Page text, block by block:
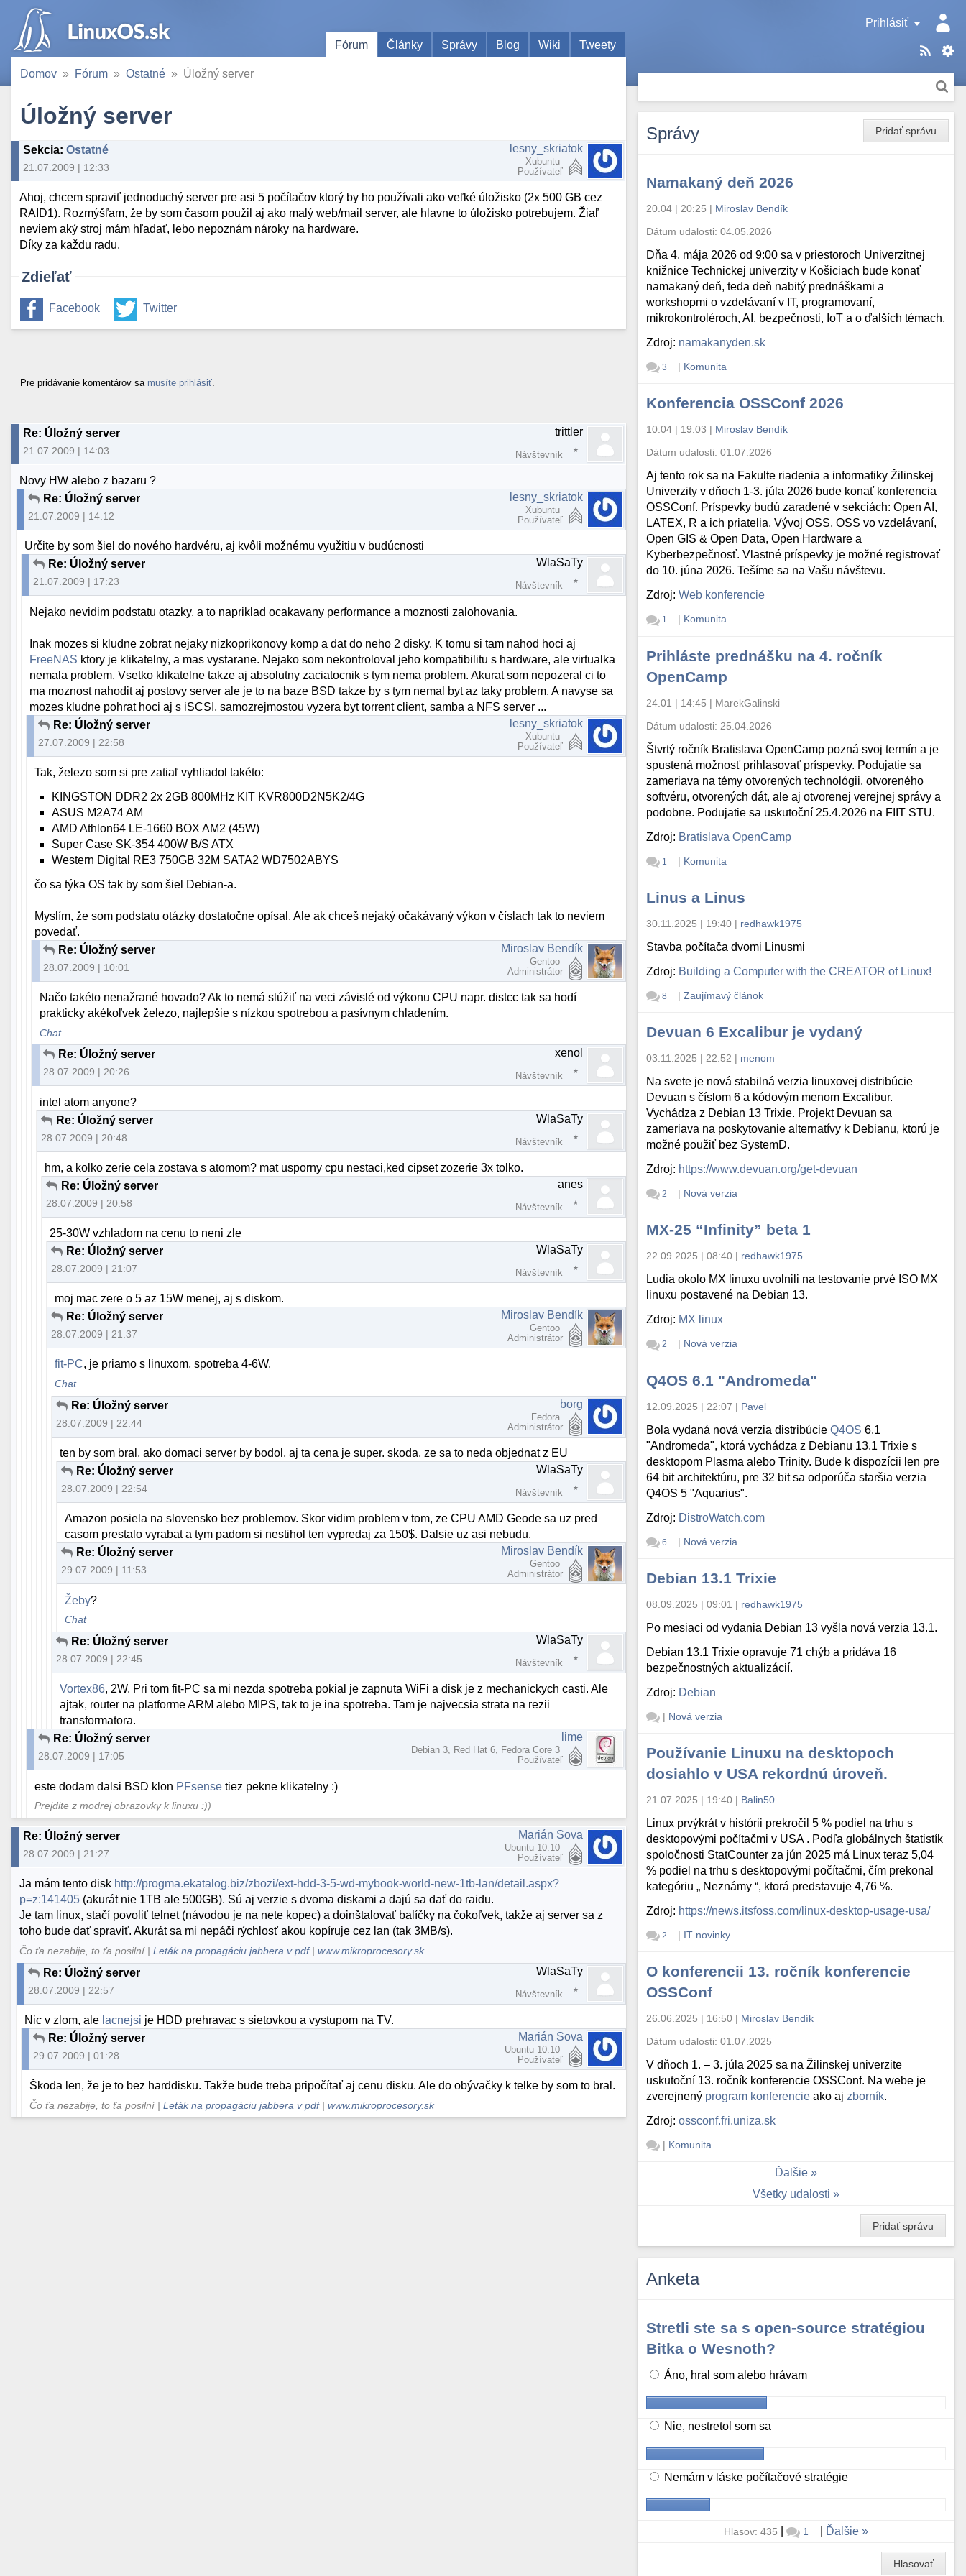
Prihlásiť
Fórum
Články Správy Blog Wiki Tweety
Domov Fórum Ostatné Úložný server
Úložný server
Sekcia: Ostatné
21.07.2009 | 12:33
lesny_skriatok
Xubuntu
Používateľ
Ahoj, chcem spraviť jednoduchý server pre asi 5 počítačov ktorý by ho používali ako veľké úložisko (2x 500 GB cez
RAID1). Rozmýšľam, že by som časom použil aj ako malý web/mail server, ale hlavne to úložisko potrebujem. Žiaľ
neviem aký stroj mám hľadať, lebo nepoznám nároky na hardware.
Díky za každu radu.
Zdieľať
Facebook Twitter
Pre pridávanie komentárov sa musíte prihlásiť
Re: Úložný server
21.07.2009 | 14:03
trittler
Návštevník
Novy HW alebo z bazaru ?
Re: Úložný server
21.07.2009 | 14:12
lesny_skriatok
Xubuntu
Používateľ
Určite by som šiel do nového hardvéru, aj kvôli možnému využitiu v budúcnosti
Re: Úložný server
21.07.2009 | 17:23
WlaSaTy
Návštevník
Nejako nevidim podstatu otazky, a to napriklad ocakavany performance a moznosti zalohovania.
Inak mozes si kludne zobrat nejaky nizkoprikonovy komp a dat do neho 2 disky. K tomu si tam nahod hoci aj
FreeNAS ktory je klikatelny, a mas vystarane. Nejako som nekontroloval jeho kompatibilitu s hardware, ale virtualka
nemala problem. Vsetko klikatelne takze aj absolutny zaciatocnik s tym nema problem. Akurat som nepozeral ci to
ma moznost nahodit aj postovy server ale je to na baze BSD takze by s tym nemal byt az taky problem. A navyse sa
mozes kludne pohrat hoci aj s iSCSI, samozrejmostou vyzera byt torrent client, samba a NFS server ...
Re: Úložný server
27.07.2009 | 22:58
lesny_skriatok
Xubuntu
Používateľ
Tak, železo som si pre zatiaľ vyhliadol takéto:
KINGSTON DDR2 2x 2GB 800MHz KIT KVR800D2N5K2/4G
ASUS M2A74 AM
AMD Athlon64 LE-1660 BOX AM2 (45W)
Super Case SK-354 400W B/S ATX
Western Digital RE3 750GB 32M SATA2 WD7502ABYS
čo sa týka OS tak by som šiel Debian-a.
Myslím, že som podstatu otázky dostatočne opísal. Ale ak chceš nejaký očakávaný výkon v číslach tak to neviem
povedať.
Re: Úložný server
28.07.2009 | 10:01
Miroslav Bendík
Gentoo
Administrátor
Načo takéto nenažrané hovado? Ak to nemá slúžiť na veci závislé od výkonu CPU napr. distcc tak sa hodí
prakticky akékoľvek železo, najlepšie s nízkou spotrebou a pasívnym chladením.
Chat
Re: Úložný server
28.07.2009 | 20:26
xenol
Návštevník
intel atom anyone?
Re: Úložný server
28.07.2009 | 20:48
WlaSaTy
Návštevník
hm, a kolko zerie cela zostava s atomom? mat usporny cpu nestaci,ked cipset zozerie 3x tolko.
Re: Úložný server
28.07.2009 | 20:58
anes
Návštevník
25-30W vzhladom na cenu to neni zle
Re: Úložný server
28.07.2009 | 21:07
WlaSaTy
Návštevník
moj mac zere o 5 az 15W menej, aj s diskom.
Re: Úložný server
28.07.2009 | 21:37
Miroslav Bendík
Gentoo
Administrátor
fit-PC, je priamo s linuxom, spotreba 4-6W.
Chat
Re: Úložný server
28.07.2009 | 22:44
borg
Fedora
Administrátor
ten by som bral, ako domaci server by bodol, aj ta cena je super. skoda, ze sa to neda objednat z EU
Re: Úložný server
28.07.2009 | 22:54
WlaSaTy
Návštevník
Amazon posiela na slovensko bez problemov. Skor vidim problem v tom, ze CPU AMD Geode sa uz pred
casom prestalo vyrabat a tym padom si nestihol ten vypredaj za 150$. Dalsie uz asi nebudu.
Re: Úložný server
29.07.2009 | 11:53
Miroslav Bendík
Gentoo
Administrátor
Žeby?
Chat
Re: Úložný server
28.07.2009 | 22:45
WlaSaTy
Návštevník
Vortex86, 2W. Pri tom fit-PC sa mi nezda spotreba pokial je zapnuta WiFi a disk je z mechanickych casti. Ale
ajtak, router na platforme ARM alebo MIPS, tak to je ina spotreba. Tam je najvecsia strata na rezii
transformatora.
Re: Úložný server
28.07.2009 | 17:05
lime
Debian 3, Red Hat 6, Fedora Core 3
Používateľ
este dodam dalsi BSD klon PFsense tiez pekne klikatelny :)
Prejdite z modrej obrazovky k linuxu :))
Re: Úložný server
28.07.2009 | 21:27
Marián Sova
Ubuntu 10.10
Používateľ
Ja mám tento disk http://progma.ekatalog.biz/zbozi/ext-hdd-3-5-wd-mybook-world-new-1tb-lan/detail.aspx?
p=z:141405 (akurát nie 1TB ale 500GB). Sú aj verzie s dvoma diskami a dajú sa dať do raidu.
Je tam linux, stačí povoliť telnet (návodou je na nete kopec) a doinštalovať balíčky na čokoľvek, takže aj server sa z
toho bude dať spraviť. Akurát sa mi nepáči rýchlosť akou kopíruje cez lan (tak 3MB/s).
Čo ťa nezabije, to ťa posilní |Leták na propagáciu jabbera v pdf|www.mikroprocesory.sk
Re: Úložný server
28.07.2009 | 22:57
WlaSaTy
Návštevník
Nic v zlom, ale lacnejsi je HDD prehravac s sietovkou a vystupom na TV.
Re: Úložný server
29.07.2009 | 01:28
Marián Sova
Ubuntu 10.10
Používateľ
Škoda len, že je to bez harddisku. Takže bude treba pripočítať aj cenu disku. Ale do obývačky k telke by som to bral.
Čo ťa nezabije, to ťa posilní |Leták na propagáciu jabbera v pdf|www.mikroprocesory.sk
Pridať správu
Správy
Namakaný deň 2026
20.04 | 20:25 | Miroslav Bendík
Dátum udalosti:04.05.2026
Dňa 4. mája 2026 od 9:00 sa v priestoroch Univerzitnej
knižnice Technickej univerzity v Košiciach bude konať
namakaný deň, teda deň nabitý prednáškami a
workshopmi o vzdelávaní v IT, programovaní,
mikrokontroléroch, AI, bezpečnosti, IoT a o ďalších témach.
Zdroj: namakanyden.sk
3 | Komunita
Konferencia OSSConf 2026
10.04 | 19:03 | Miroslav Bendík
Dátum udalosti:01.07.2026
Aj tento rok sa na Fakulte riadenia a informatiky Žilinskej
Univerzity v dňoch 1-3. júla 2026 bude konať konferencia
OSSConf. Príspevky budú zaradené v sekciách: Open AI,
LATEX, R a ich priatelia, Vývoj OSS, OSS vo vzdelávaní,
Open GIS & Open Data, Open Hardware a
Kyberbezpečnosť. Vlastné príspevky je možné registrovať
do 10. júna 2026. Tešíme sa na Vašu návštevu.
Zdroj:Web konferencie
1 | Komunita
Prihláste prednášku na 4. ročník
OpenCamp
24.01 | 14:45 | MarekGalinski
Dátum udalosti: 25.04.2026
Štvrtý ročník Bratislava OpenCamp pozná svoj termín a je
spustená možnosť prihlasovať príspevky. Podujatie sa
zameriava na témy otvorených technológii, otvoreného
softvéru, otvorených dát, ale aj otvorenej verejnej správy a
podobne. Podujatie sa uskutoční 25.4.2026 na FIIT STU.
Zdroj: Bratislava OpenCamp
1 | Komunita
Linus a Linus
30.11.2025 | 19:40 | redhawk1975
Stavba počítača dvomi Linusmi
Zdroj: Building a Computer with the CREATOR of Linux!
8 | Zaujímavý článok
Devuan 6 Excalibur je vydaný
03.11.2025 | 22:52 | menom
Na svete je nová stabilná verzia linuxovej distribúcie
Devuan s číslom 6 a kódovým menom Excalibur.
Vychádza z Debian 13 Trixie. Projekt Devuan sa
zameriava na poskytovanie alternatívy k Debianu, ktorú je
možné použiť bez SystemD.
Zdroj: https://www.devuan.org/get-devuan
2 | Nová verzia
MX-25 “Infinity” beta 1
22.09.2025 | 08:40 | redhawk1975
Ludia okolo MX linuxu uvolnili na testovanie prvé ISO MX
linuxu postavené na Debian 13.
Zdroj: MX linux
2 | Nová verzia
Q4OS 6.1 "Andromeda"
12.09.2025 | 22:07 | Pavel
Bola vydaná nová verzia distribúcieQ4OS 6.1
"Andromeda", ktorá vychádza z Debianu 13.1 Trixie s
desktopom Plasma alebo Trinity. Bude k dispozícii len pre
64 bit architektúru, pre 32 bit sa odporúča staršia verzia
Q4OS 5 "Aquarius".
Zdroj: DistroWatch.com
6 | Nová verzia
Debian 13.1 Trixie
08.09.2025 | 09:01 | redhawk1975
Po mesiaci od vydania Debian 13 vyšla nová verzia 13.1.
Debian 13.1 Trixie opravuje 71 chýb a pridáva 16
bezpečnostných aktualizácií.
Zdroj: Debian
| Nová verzia
Používanie Linuxu na desktopoch
dosiahlo v USA rekordnú úroveň.
21.07.2025 | 19:40 | Balin50
Linux prvýkrát v histórii prekročil 5 % podiel na trhu s
desktopovými počítačmi v USA . Podľa globálnych štatistík
spoločnosti StatCounter za jún 2025 má Linux teraz 5,04
% podiel na trhu s desktopovými počítačmi, čím prekonal
kategóriu „ Neznámy “, ktorá predstavuje 4,76 %.
Zdroj: https://news.itsfoss.com/linux-desktop-usage-usa/
2 | IT novinky
O konferencii 13. ročník konferencie
OSSConf
26.06.2025 | 16:50 | Miroslav Bendík
Dátum udalosti:01.07.2025
V dňoch 1. – 3. júla 2025 sa na Žilinskej univerzite
uskutoční 13. ročník konferencie OSSConf. Na webe je
zverejnený program konferencie ako aj zborník.
Zdroj:ossconf.fri.uniza.sk
| Komunita
Ďalšie
Všetky udalosti
Pridať správu
Anketa
Stretli ste sa s open-source stratégiou
Bitka o Wesnoth?
Áno, hral som alebo hrávam
Nie, nestretol som sa
Nemám v láske počítačové stratégie
Hlasov: 435 | 1 Ďalšie
Hlasovať